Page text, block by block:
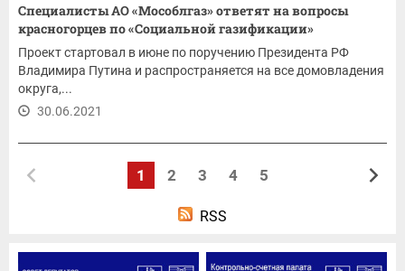
Специалисты АО «Мособлгаз» ответят на вопросы
красногорцев по «Социальной газификации»
Проект стартовал в июне по поручению Президента РФ
Владимира Путина и распространяется на все домовладения
округа,...
30.06.2021
1 2 3 4 5
RSS